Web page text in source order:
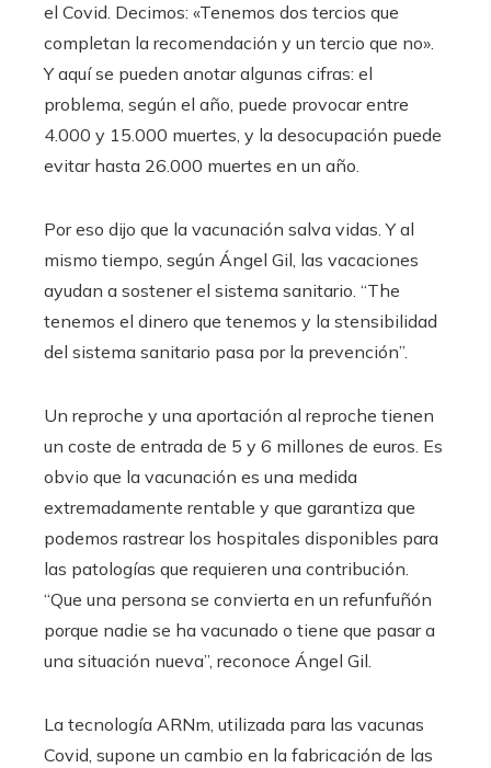
el Covid. Decimos: «Tenemos dos tercios que
completan la recomendación y un tercio que no».
Y aquí se pueden anotar algunas cifras: el
problema, según el año, puede provocar entre
4.000 y 15.000 muertes, y la desocupación puede
evitar hasta 26.000 muertes en un año.
Por eso dijo que la vacunación salva vidas. Y al
mismo tiempo, según Ángel Gil, las vacaciones
ayudan a sostener el sistema sanitario. “The
tenemos el dinero que tenemos y la stensibilidad
del sistema sanitario pasa por la prevención”.
Un reproche y una aportación al reproche tienen
un coste de entrada de 5 y 6 millones de euros. Es
obvio que la vacunación es una medida
extremadamente rentable y que garantiza que
podemos rastrear los hospitales disponibles para
las patologías que requieren una contribución.
“Que una persona se convierta en un refunfuñón
porque nadie se ha vacunado o tiene que pasar a
una situación nueva”, reconoce Ángel Gil.
La tecnología ARNm, utilizada para las vacunas
Covid, supone un cambio en la fabricación de las